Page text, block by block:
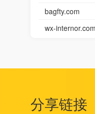
bagfty.com
wx-internor.com
分享链接